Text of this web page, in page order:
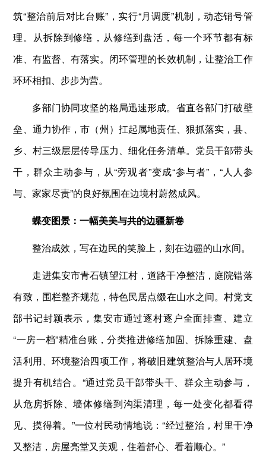
筑“整治前后对比台账”，实行“月调度”机制，动态销号管
理。从拆除到修缮，从修缮到盘活，每一个环节都有标
准、有监督、有落实。闭环管理的长效机制，让整治工作
环环相扣、步步为营。
多部门协同攻坚的格局迅速形成。省直各部门打破壁
垒、通力协作，市（州）扛起属地责任、狠抓落实，县、
乡、村三级层层传导压力、细化任务清单。党员干部带头
干，群众主动参与，从“旁观者”变成“参与者”，“人人参
与、家家尽责”的良好氛围在边境村蔚然成风。
蝶变图景：一幅美美与共的边疆新卷
整治成效，写在边民的笑脸上，刻在边疆的山水间。
走进集安市青石镇望江村，道路干净整洁，庭院错落
有致，围栏整齐规范，特色民居点缀在山水之间。村党支
部书记封颖表示，集安市通过逐村逐户全面排查、建立
“一房一档”精准台账，分类推进修缮加固、拆除重建、盘
活利用、环境整治四项工作，将破旧建筑整治与人居环境
提升有机结合。“通过党员干部带头干、群众主动参与，
从危房拆除、墙体修缮到沟渠清理，每一处变化都看得
见、摸得着。”一位村民动情地说：“经过整治，村里干净
又整洁，房屋亮堂又美观，住着舒心、看着顺心。”